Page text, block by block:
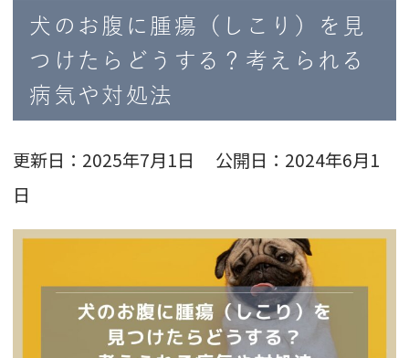
犬のお腹に腫瘍（しこり）を見
つけたらどうする？考えられる
病気や対処法
更新日：2025年7月1日 公開日：2024年6月1
日